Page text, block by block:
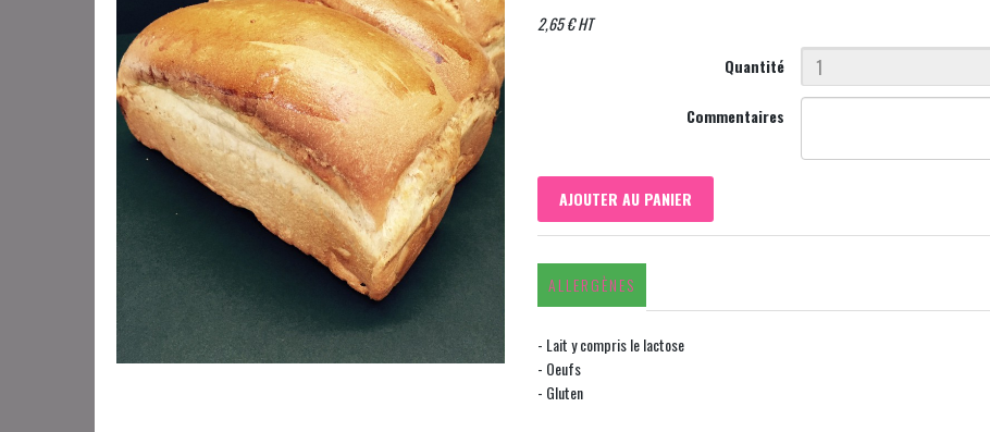
2,65 € HT
Quantité
Commentaires
AJOUTER AU PANIER
ALLERGÈNES
- Lait y compris le lactose
- Oeufs
- Gluten